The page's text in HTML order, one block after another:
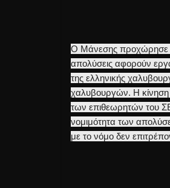
Ο Μάνεσης προχώρησε
απολύσεις αφορούν
της ελληνικής
χαλυβουργών. Η κίνηση
των επιθεωρητών του
νομιμότητα των
με το νόμο δεν